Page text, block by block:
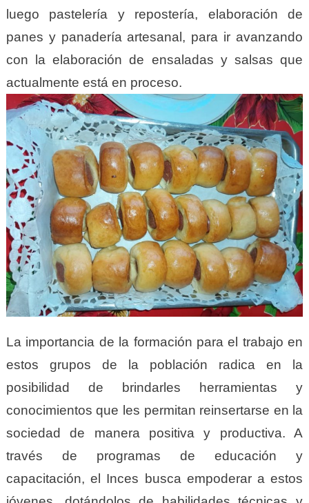
luego pastelería y repostería, elaboración de
panes y panadería artesanal, para ir avanzando
con la elaboración de ensaladas y salsas que
actualmente está en proceso.
La importancia de la formación para el trabajo en
estos grupos de la población radica en la
posibilidad de brindarles herramientas y
conocimientos que les permitan reinsertarse en la
sociedad de manera positiva y productiva. A
través de programas de educación y
capacitación, el Inces busca empoderar a estos